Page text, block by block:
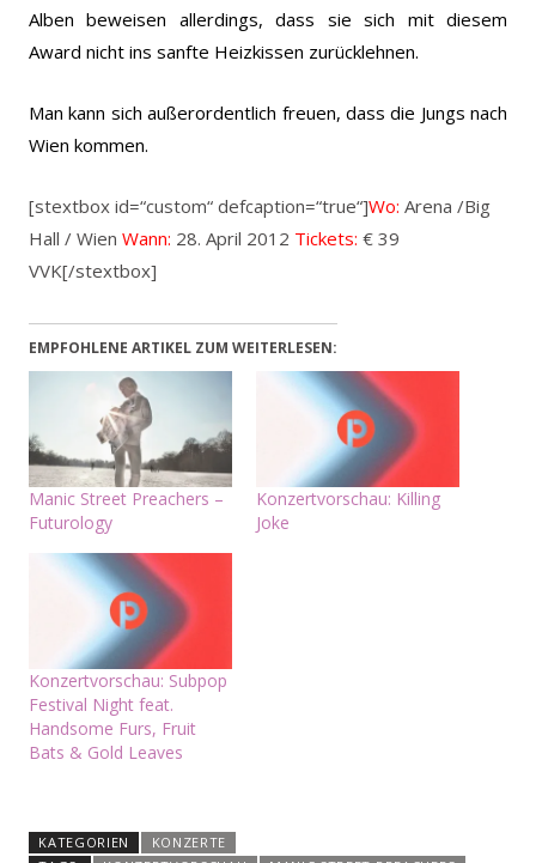
Alben beweisen allerdings, dass sie sich mit diesem
Award nicht ins sanfte Heizkissen zurücklehnen.
Man kann sich außerordentlich freuen, dass die Jungs nach
Wien kommen.
[stextbox id=“custom“ defcaption=“true“]Wo: Arena /Big
Hall / Wien Wann: 28. April 2012 Tickets: € 39
VVK[/stextbox]
EMPFOHLENE ARTIKEL ZUM WEITERLESEN:
Manic Street Preachers –
Futurology
Konzertvorschau: Killing
Joke
Konzertvorschau: Subpop
Festival Night feat.
Handsome Furs, Fruit
Bats & Gold Leaves
KATEGORIEN
KONZERTE